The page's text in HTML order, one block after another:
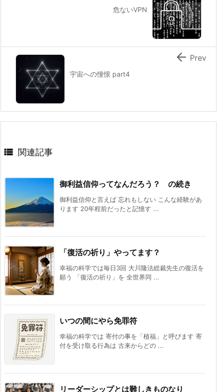
危ないVPN
宇宙への憧憬 part4
 Prev
 関連記事
御利益信仰ってなんだろう？ の続き
御利益信仰と言えば 忘れもしない こんな経験があ
ります 20年程前だったと記憶す ...
「復活の祈り」やってます？
幸福の科学では毎日3回 大川隆法総裁先生の復活を
願う 「復活の祈り」を 全世界同 ...
いつの間にやら免罪符
幸福の科学では 寄付の事を「植福」と呼びます 寄
付を受け取る行為は 古来からどの ...
リーダーシップとは難しきものなり